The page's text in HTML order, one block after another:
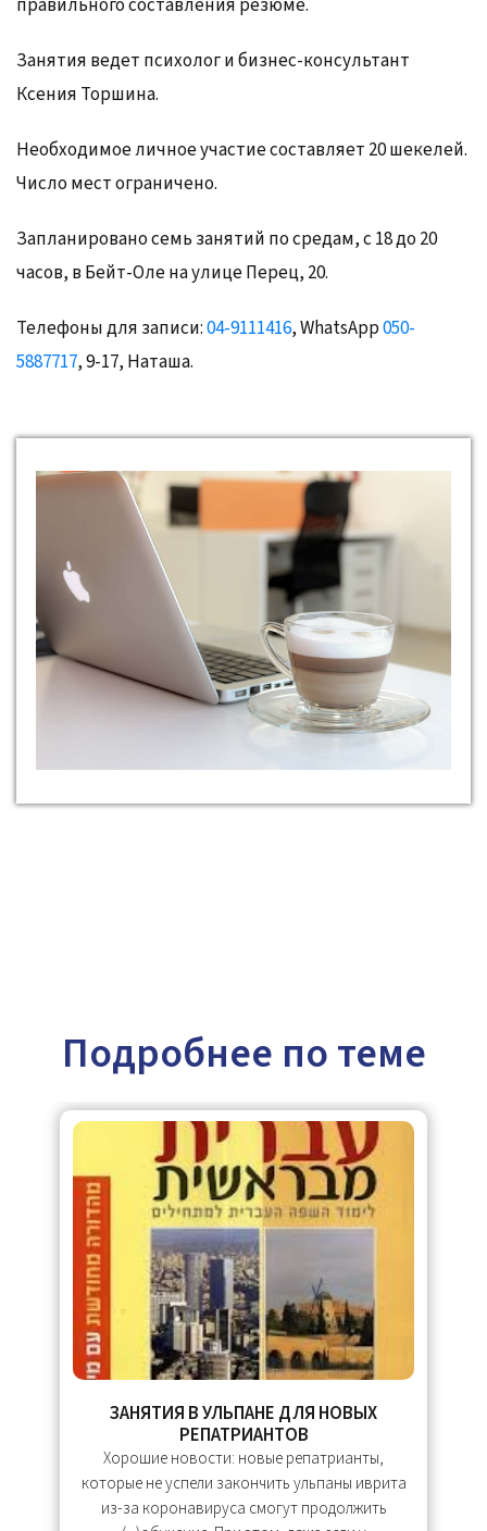
правильного составления резюме.
Занятия ведет психолог и бизнес-консультант
Ксения Торшина.
Необходимое личное участие составляет 20 шекелей.
Число мест ограничено.
Запланировано семь занятий по средам, с 18 до 20
часов, в Бейт-Оле на улице Перец, 20.
Телефоны для записи:04-9111416, WhatsApp050-
5887717, 9-17, Наташа.
Подробнее по теме
ЗАНЯТИЯ В УЛЬПАНЕ ДЛЯ НОВЫХ
РЕПАТРИАНТОВ
Хорошие новости: новые репатрианты,
которые не успели закончить ульпаны иврита
из-за коронавируса смогут продолжить